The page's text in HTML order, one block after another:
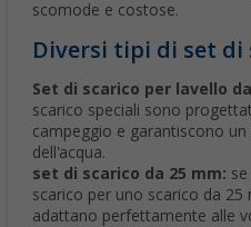
scomode e costose.
Diversi tipi di set di
Set di scarico per lavello
scarico speciali sono
campeggio e garantiscono
dell'acqua.
set di scarico da 25 mm:
scarico per uno scarico da
adattano perfettamente alle